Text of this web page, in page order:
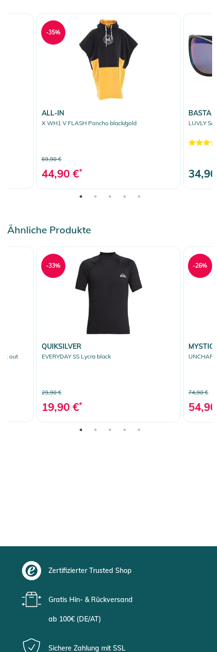
ALL-IN
X WH1 V FLASH Poncho black/gold
69,90 €
44,90 €*
-35%
BASTA
LUVLY
Ähnliche Produkte
out
QUIKSILVER
EVERYDAY SS Lycra black
29,90 €
19,90 €*
-33%
MYSTIC
74,90 €
-26%
Zertifizierter Trusted Shop
Gratis Hin- & Rückversand
ab 100€ (DE/AT)
Sichere Zahlung mit SSL